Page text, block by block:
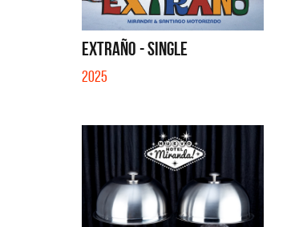
EXTRAÑO - SINGLE
2025